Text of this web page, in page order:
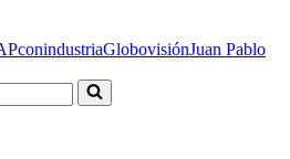
conindustriaGlobovisiónJuan Pablo